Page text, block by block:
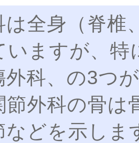
は全身（脊椎
いますが、特
外科、の3つ
節外科の骨は
などを示し